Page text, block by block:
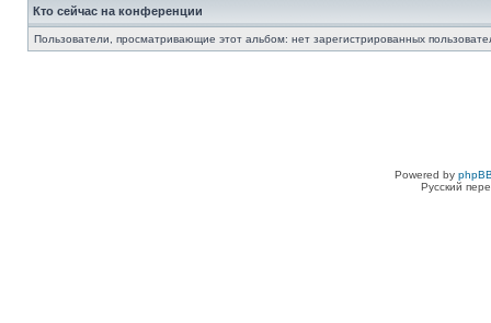
Кто сейчас на конференции
Пользователи, просматривающие этот альбом: нет зарегистрированных
Powered by
Русский